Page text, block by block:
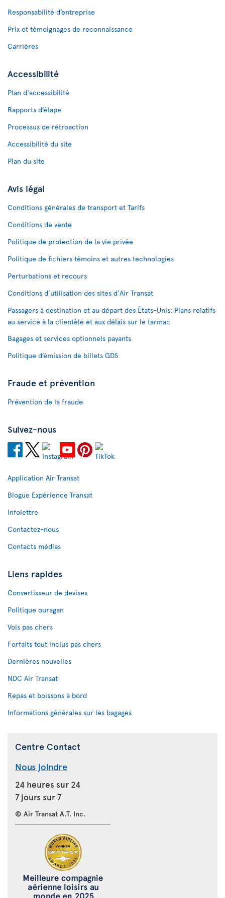
Responsabilité d’entreprise
Prix et témoignages de reconnaissance
Carrières
Accessibilité
Plan d'accessibilité
Rapports d’étape
Processus de rétroaction
Accessibilité du site
Plan du site
Avis légal
Conditions générales de transport et Tarifs
Conditions de vente
Politique de protection de la vie privée
Politique de fichiers témoins et autres technologies
Perturbations et recours
Conditions d’utilisation des sites d'Air Transat
Passagers à destination et au départ des États-Unis: Plans relatifs
au service à la clientèle et aux délais sur le tarmac
Bagages et services optionnels payants
Politique d’émission de billets GDS
Fraude et prévention
Prévention de la fraude
Suivez-nous
Application Air Transat
Blogue Expérience Transat
Infolettre
Contactez-nous
Contacts médias
Liens rapides
Convertisseur de devises
Politique ouragan
Vols pas chers
Forfaits tout inclus pas chers
Dernières nouvelles
NDC Air Transat
Repas et boissons à bord
Informations générales sur les bagages
Centre Contact
Nous joindre
24 heures sur 24
7 jours sur 7
© Air Transat A.T. Inc.